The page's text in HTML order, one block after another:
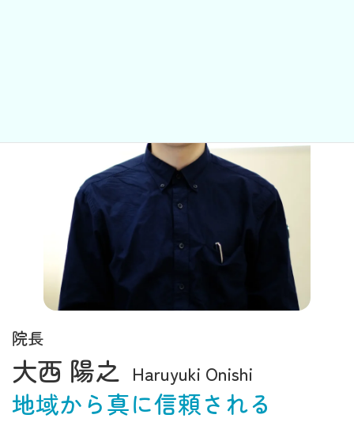
地域から真に信頼される
院長
大西 陽之 Haruyuki Onishi